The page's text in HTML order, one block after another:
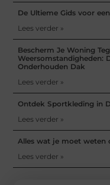
De Ultieme Gids voor
Lees verder »
Bescherm Je Woning
Weersomstandigheden:
Onderhouden Dak
Lees verder »
Ontdek Sportkleding in
Lees verder »
Alles wat je moet weten
Lees verder »